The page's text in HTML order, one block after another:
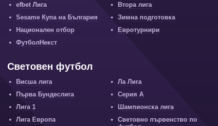
efbet Лига
Втора лига
Sesame Купа на България
Зимна подготовка
Национален отбор
Евротурнири
ФутболНекст
Световен футбол
Висша лига
Ла Лига
Първа Бундеслига
Серия А
Лига 1
Шампионска лига
Лига Европа
Световно първенство по